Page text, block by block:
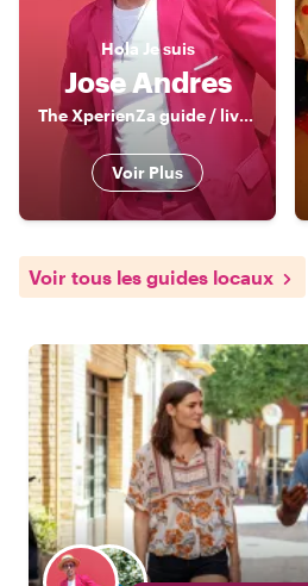
Hola Je suis
Jose Andres
The XperienZa guide / live an experience
Voir Plus
Voir tous les guides locaux